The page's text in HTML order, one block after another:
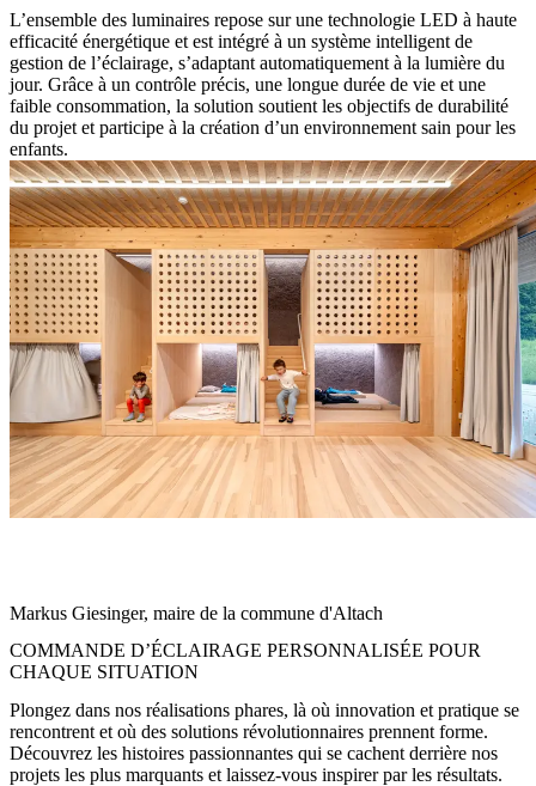
L’ensemble des luminaires repose sur une technologie LED à haute
efficacité énergétique et est intégré à un système intelligent de
gestion de l’éclairage, s’adaptant automatiquement à la lumière du
jour. Grâce à un contrôle précis, une longue durée de vie et une
faible consommation, la solution soutient les objectifs de durabilité
du projet et participe à la création d’un environnement sain pour les
enfants.
Markus Giesinger, maire de la commune d'Altach
COMMANDE D’ÉCLAIRAGE PERSONNALISÉE POUR
CHAQUE SITUATION
Plongez dans nos réalisations phares, là où innovation et pratique se
rencontrent et où des solutions révolutionnaires prennent forme.
Découvrez les histoires passionnantes qui se cachent derrière nos
projets les plus marquants et laissez-vous inspirer par les résultats.